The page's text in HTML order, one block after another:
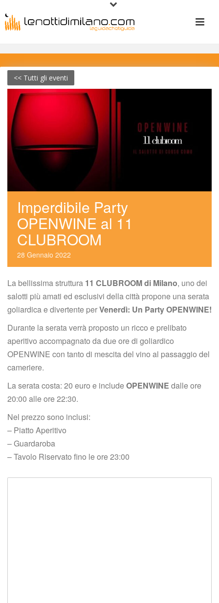
<< Tutti gli eventi
Imperdibile Party
OPENWINE al 11
CLUBROOM
28 Gennaio 2022
La bellissima struttura 11 CLUBROOM di Milano, uno dei
alotti più amati ed esclusivi della città propone una serata
goliardica e divertente per Venerdì: Un Party OPENWINE!
Durante la serata verrà proposto un ricco e prelibato
aperitivo accompagnato da due ore di goliardico
OPENWINE con tanto di mescita del vino al passaggio del
cameriere.
La serata costa: 20 euro e include OPENWINE dalle ore
20:00 alle ore 22:30.
Nel prezzo sono inclusi:
– Piatto Aperitivo
– Guardaroba
– Tavolo Riservato fino le ore 23:00